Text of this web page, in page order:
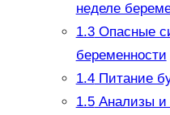
неделе
1.3Опасные
беременности
1.4Питание
1.5Анализы и